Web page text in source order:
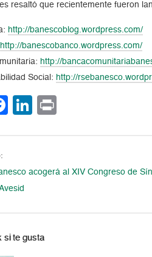
resaltó que recientemente fueron
http://banescoblog.wordpress.com/
http://banescobanco.wordpress.com/
http://
Social: http://
Facebook
LinkedIn
acogerá al XIV Congreso de
si te gusta